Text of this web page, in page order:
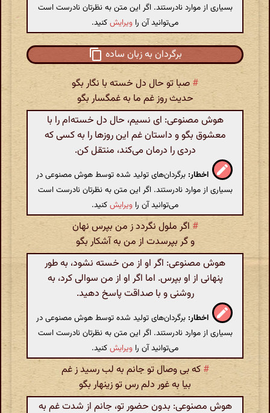
بسیاری از موارد نادرستند. اگر این متن به نظرتان نادرست است
می‌توانید آن را ویرایشکنید.
برگردان به زبان ساده
# صبا تو حال دل خسته با نگار بگو
حدیث روز غم ما به غمگسار بگو
هوش مصنوعی: ای نسیم، حال دل خسته‌ام را با
معشوق بگو و داستان غم این روزها را به کسی که
دردی را درمان می‌کند، منتقل کن.
اخطار: برگردان‌های تولید شده توسط هوش مصنوعی در
بسیاری از موارد نادرستند. اگر این متن به نظرتان نادرست است
می‌توانید آن را ویرایشکنید.
# اگر ملول نگردد ز من بپرس نهان
و گر بپرسدت از من به آشکار بگو
هوش مصنوعی: اگر او از من خسته نشود، به طور
پنهانی از او بپرس. اما اگر او از من سوالی کرد، به
روشنی و با صداقت پاسخ دهید.
اخطار: برگردان‌های تولید شده توسط هوش مصنوعی در
بسیاری از موارد نادرستند. اگر این متن به نظرتان نادرست است
می‌توانید آن را ویرایشکنید.
# که بی وصال تو جانم به لب رسید ز غم
بیا به غور دلم رس تو زینهار بگو
هوش مصنوعی: بدون حضور تو، جانم از شدت غم به